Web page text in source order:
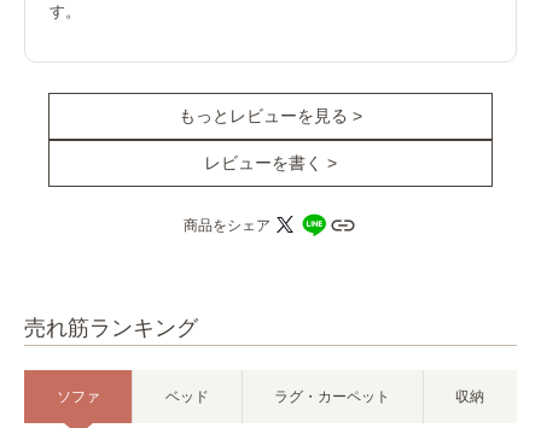
売れ筋ランキング
ソファ ベッド ラグ・カーペット 収納
す。
もっとレビューを見る >
レビューを書く >
商品をシェア